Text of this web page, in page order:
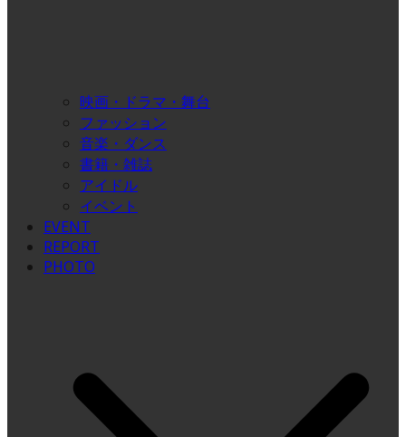
映画・ドラマ・舞台
ファッション
音楽・ダンス
書籍・雑誌
アイドル
イベント
EVENT
REPORT
PHOTO